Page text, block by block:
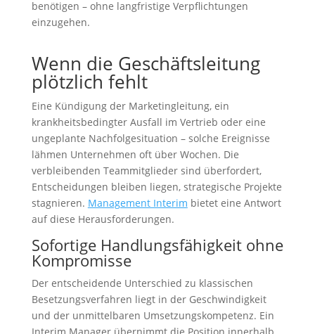
benötigen – ohne langfristige Verpflichtungen
einzugehen.
Wenn die Geschäftsleitung
plötzlich fehlt
Eine Kündigung der Marketingleitung, ein
krankheitsbedingter Ausfall im Vertrieb oder eine
ungeplante Nachfolgesituation – solche Ereignisse
lähmen Unternehmen oft über Wochen. Die
verbleibenden Teammitglieder sind überfordert,
Entscheidungen bleiben liegen, strategische Projekte
stagnieren. Management Interim bietet eine Antwort
auf diese Herausforderungen.
Sofortige Handlungsfähigkeit ohne
Kompromisse
Der entscheidende Unterschied zu klassischen
Besetzungsverfahren liegt in der Geschwindigkeit
und der unmittelbaren Umsetzungskompetenz. Ein